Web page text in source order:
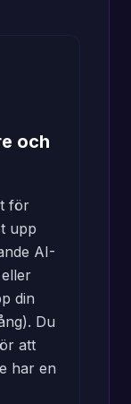
och
för
upp
AI-
din
Du
att
har en